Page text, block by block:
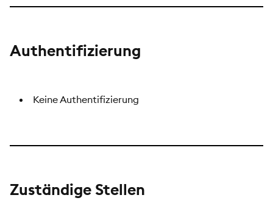
Authentifizierung
Keine Authentifizierung
Zuständige Stellen